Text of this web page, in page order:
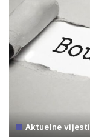
Aktuelne vijesti